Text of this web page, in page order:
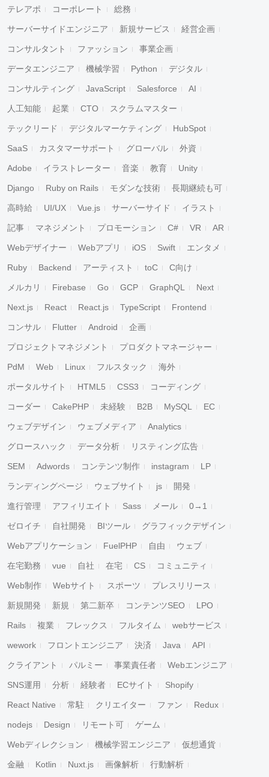
テレアポ コーポレート 総務
サーバーサイドエンジニア 新規サービス 経営企画
コンサルタント ファッション 事業企画
データエンジニア 機械学習 Python デジタル
コンサルティング JavaScript Salesforce AI
人工知能 起業 CTO スクラムマスター
テックリード デジタルマーケティング HubSpot
SaaS カスタマーサポート グローバル 外資
Adobe イラストレーター 音楽 教育 Unity
Django Ruby on Rails モダンな技術 長期継続も可
高時給 UI/UX Vue.js サーバーサイド イラスト
記事 マネジメント プロモーション C# VR AR
Webデザイナー Webアプリ iOS Swift エンタメ
Ruby Backend アーティスト toC C向け
メルカリ Firebase Go GCP GraphQL Next
Next.js React React.js TypeScript Frontend
コンサル Flutter Android 企画
プロジェクトマネジメント プロダクトマネージャー
PdM Web Linux フルスタック 海外
ポータルサイト HTML5 CSS3 コーディング
コーダー CakePHP 未経験 B2B MySQL EC
ウェブデザイン ウェブメディア Analytics
グロースハック データ分析 リスティング広告
SEM Adwords コンテンツ制作 instagram LP
ランディングページ ウェブサイト js 開発
進行管理 アフィリエイト Sass メール 0→1
ゼロイチ 自社開発 BIツール グラフィックデザイン
Webアプリケーション FuelPHP 自由 ウェブ
在宅勤務 vue 自社 在宅 CS コミュニティ
Web制作 Webサイト スポーツ プレスリリース
新規開発 新規 第二新卒 コンテンツSEO LPO
Rails 複業 フレックス フルタイム webサービス
wework フロントエンジニア 決済 Java API
クライアント パルミー 事業責任者 Webエンジニア
SNS運用 分析 経験者 ECサイト Shopify
React Native 常駐 クリエイター ファン Redux
nodejs Design リモート可 ゲーム
Webディレクション 機械学習エンジニア 仮想通貨
金融 Kotlin Nuxt.js 画像解析 行動解析